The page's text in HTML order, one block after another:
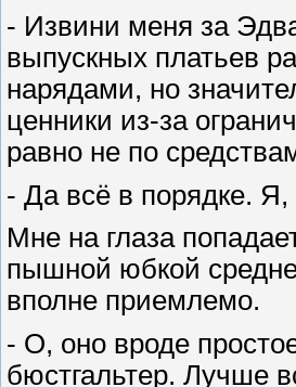
- Извини меня за
выпускных платьев
нарядами, но
ценники из-за
равно не по
- Да всё в порядке.
Мне на глаза
пышной юбкой
вполне приемлемо.
- О, оно вроде
бюстгальтер. Лучше